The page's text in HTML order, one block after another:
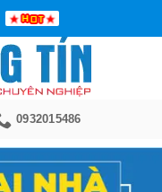
0932015486